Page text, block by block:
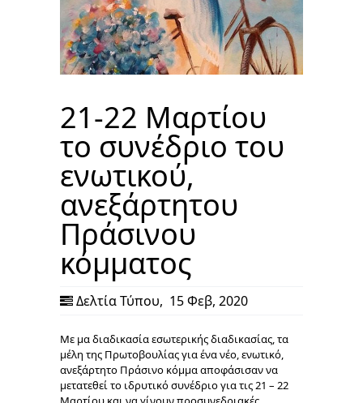
21-22 Μαρτίου
το συνέδριο του
ενωτικού,
ανεξάρτητου
Πράσινου
κόμματος
Δελτία Τύπου, 15 Φεβ, 2020
Με μα διαδικασία εσωτερικής διαδικασίας, τα
μέλη της Πρωτοβουλίας για ένα νέο, ενωτικό,
ανεξάρτητο Πράσινο κόμμα αποφάσισαν να
μετατεθεί το ιδρυτικό συνέδριο για τις 21 – 22